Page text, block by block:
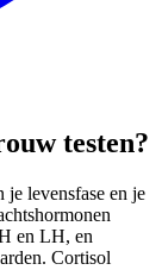
testen?
levensfase en je
en LH, en
Cortisol